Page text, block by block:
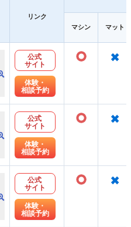
リンク
マシン
マット
公式
サイト
体験・
相談予約
○ ×
公式
サイト
体験・
相談予約
○ ×
公式
サイト
体験・
相談予約
○ ×